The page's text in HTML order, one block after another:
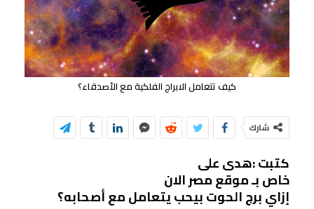
كيف تتعامل الابراج الفلكية مع الأصدقاء؟
شارك
كتبت :هدى على
خاص بـ موقع مصر الان
إزاي برج الحوت بيحب يتعامل مع أصحابه؟